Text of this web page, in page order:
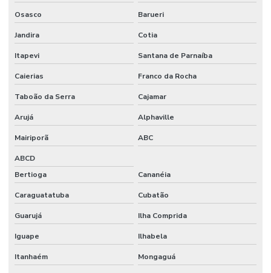
Osasco Barueri
Jandira Cotia
Itapevi Santana de Parnaíba
Caierias Franco da Rocha
Taboão da Serra Cajamar
Arujá Alphaville
Mairiporã ABC
ABCD
Bertioga
Cananéia
Caraguatatuba Cubatão
Guarujá Ilha Comprida
Iguape Ilhabela
Itanhaém Mongaguá